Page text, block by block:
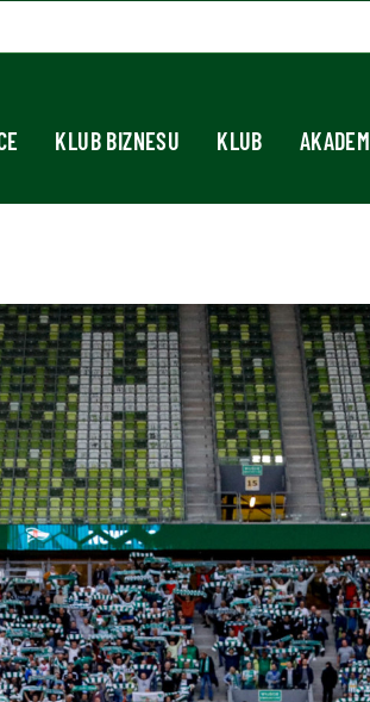
KLUB BIZNESU KLUB